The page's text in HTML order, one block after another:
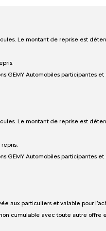
Le montant de reprise est
GEMY Automobiles
Le montant de reprise est
GEMY Automobiles
particuliers et valable pour
cumulable avec toute autre offre